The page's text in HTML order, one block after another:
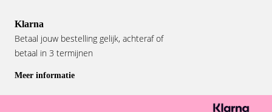
Klarna
Betaal jouw bestelling gelijk, achteraf of
betaal in 3 termijnen
Meer informatie